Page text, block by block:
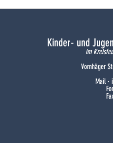
Kinder- und
im
Vornhäger
Mail ·